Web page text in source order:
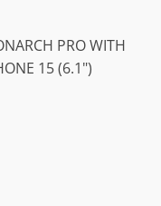
PRO WITH
15 (6.1")